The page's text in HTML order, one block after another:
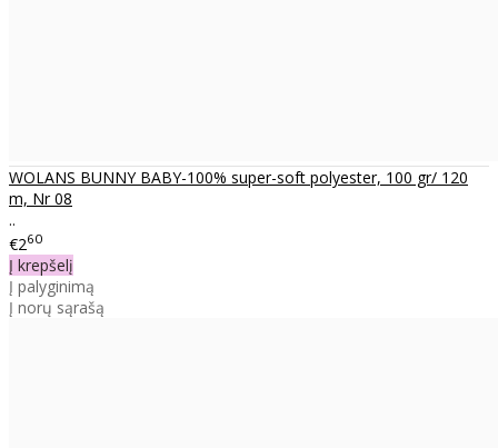
WOLANS BUNNY BABY-100% super-soft polyester, 100 gr/ 120
m, Nr 08
..
€260
Į krepšelį
Į palyginimą
Į norų sąrašą